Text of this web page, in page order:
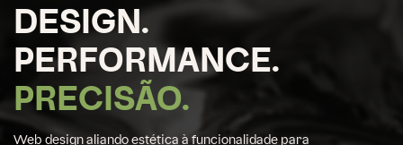
DESIGN.
PERFORMANCE.
PRECISÃO.